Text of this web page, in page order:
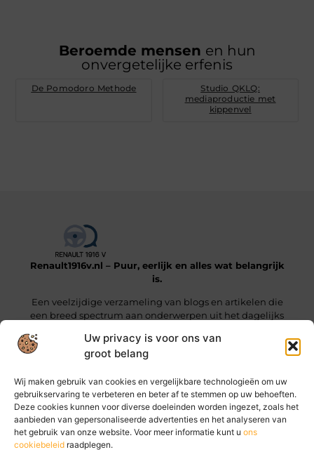
Uw privacy is voor ons van
groot belang
Wij maken gebruik van cookies en vergelijkbare technologieën om uw
gebruikservaring te verbeteren en beter af te stemmen op uw behoeften.
Deze cookies kunnen voor diverse doeleinden worden ingezet, zoals het
aanbieden van gepersonaliseerde advertenties en het analyseren van
het gebruik van onze website. Voor meer informatie kunt u ons
cookiebeleid raadplegen.
Beroemde mensen en hun
onvergetelijke erfenis
De Pomodoro Methode
Studio QKLQ:
mediaproductie met
kippenvel
Renault1916v.nl – Puur, eerlijk en alles wat belangrijk
is.
Een veelzijdige verzameling van blogs en artikelen die
een breed spectrum aan onderwerpen uit het dagelijks
Onze informatie
Bericht categorie